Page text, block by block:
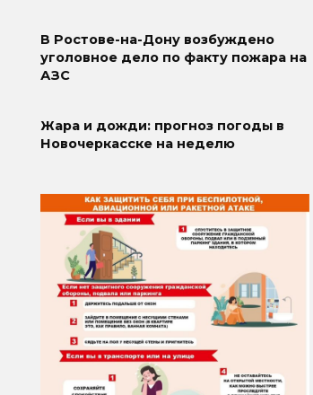
В Ростове-на-Дону возбуждено
уголовное дело по факту пожара на
АЗС
Жара и дожди: прогноз погоды в
Новочеркасске на неделю